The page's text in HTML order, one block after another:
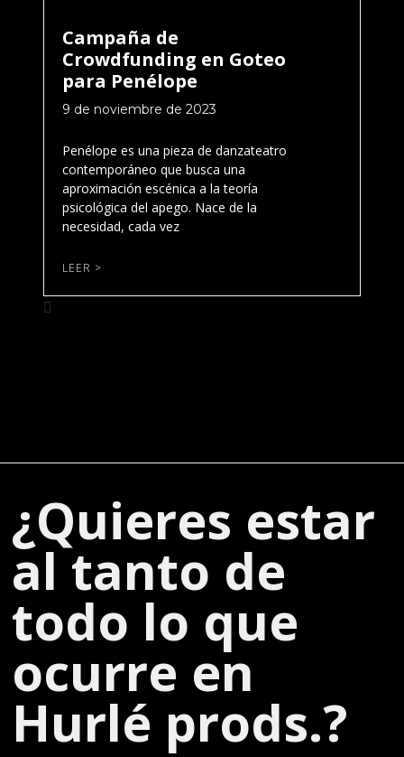
Campaña de
Crowdfunding en Goteo
para Penélope
9 de noviembre de 2023
Penélope es una pieza de danzateatro
contemporáneo que busca una
aproximación escénica a la teoría
psicológica del apego. Nace de la
necesidad, cada vez
LEER >
¿Quieres estar
al tanto de
todo lo que
ocurre en
Hurlé prods.?